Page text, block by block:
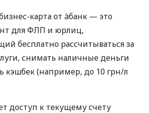
карта от àбанк — это
для ФЛП и юрлиц,
бесплатно рассчитываться за
снимать наличные деньги
кэшбек (например, до 10 грн/л
доступ к текущему счету